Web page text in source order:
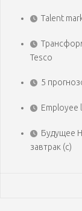
Talent
Tesco
5
Employee
Будущее
завтрак (с)